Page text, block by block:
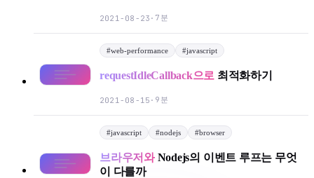
2021-08-23 · 7분
#web-performance #javascript
requestIdleCallback으로 최적화하기
2021-08-15 · 9분
#javascript #nodejs #browser
브라우저와Nodejs의 이벤트 루프는 무엇
이 다를까